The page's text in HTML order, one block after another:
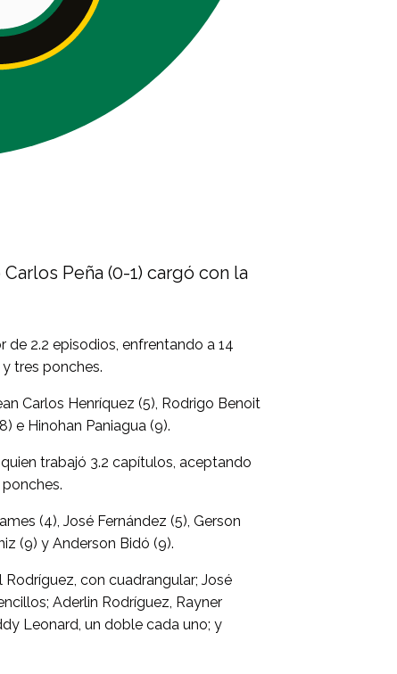
Peña (0-1) cargó con la
de 2.2 episodios, enfrentando a 14
tres ponches.
Carlos Henríquez (5), Rodrigo Benoit
e Hinohan Paniagua (9).
trabajó 3.2 capítulos, aceptando
(4), José Fernández (5), Gerson
(9) y Anderson Bidó (9).
con cuadrangular; José
Aderlin Rodríguez, Rayner
Leonard, un doble cada uno; y